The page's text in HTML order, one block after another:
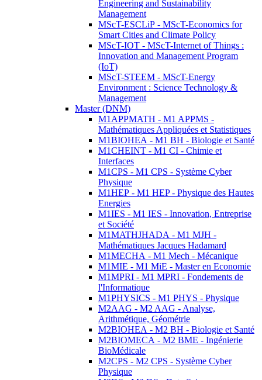
Engineering and Sustainability
Management
MScT-ESCLiP - MScT-Economics for
Smart Cities and Climate Policy
MScT-IOT - MScT-Internet of Things :
Innovation and Management Program
(IoT)
MScT-STEEM - MScT-Energy
Environment : Science Technology &
Management
Master (DNM)
M1APPMATH - M1 APPMS -
Mathématiques Appliquées et Statistiques
M1BIOHEA - M1 BH - Biologie et Santé
M1CHEINT - M1 CI - Chimie et
Interfaces
M1CPS - M1 CPS - Système Cyber
Physique
M1HEP - M1 HEP - Physique des Hautes
Energies
M1IES - M1 IES - Innovation, Entreprise
et Société
M1MATHJHADA - M1 MJH -
Mathématiques Jacques Hadamard
M1MECHA - M1 Mech - Mécanique
M1MIE - M1 MiE - Master en Economie
M1MPRI - M1 MPRI - Fondements de
l'Informatique
M1PHYSICS - M1 PHYS - Physique
M2AAG - M2 AAG - Analyse,
Arithmétique, Géométrie
M2BIOHEA - M2 BH - Biologie et Santé
M2BIOMECA - M2 BME - Ingénierie
BioMédicale
M2CPS - M2 CPS - Système Cyber
Physique